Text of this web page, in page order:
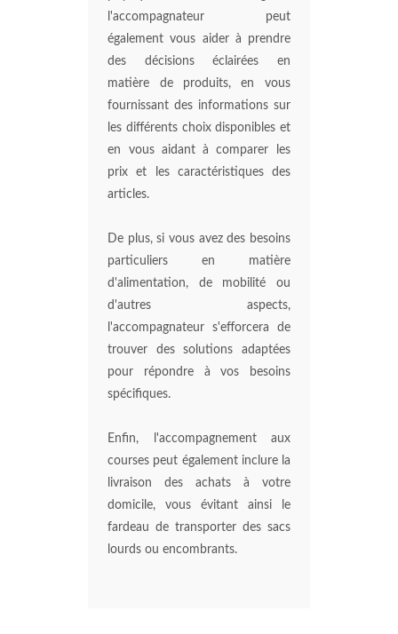
l'accompagnateur peut
également vous aider à prendre
des décisions éclairées en
matière de produits, en vous
fournissant des informations sur
les différents choix disponibles et
en vous aidant à comparer les
prix et les caractéristiques des
articles.
De plus, si vous avez des besoins
particuliers en matière
d'alimentation, de mobilité ou
d'autres aspects,
l'accompagnateur s'efforcera de
trouver des solutions adaptées
pour répondre à vos besoins
spécifiques.
Enfin, l'accompagnement aux
courses peut également inclure la
livraison des achats à votre
domicile, vous évitant ainsi le
fardeau de transporter des sacs
lourds ou encombrants.